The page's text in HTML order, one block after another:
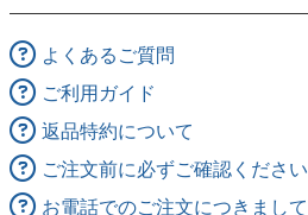
よくあるご質問
ご利用ガイド
返品特約について
ご注文前に必ずご確認ください
お電話でのご注文につきまして